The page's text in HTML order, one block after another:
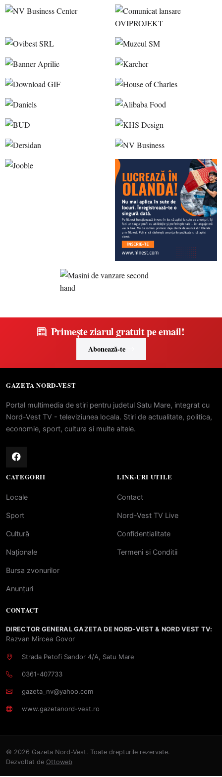
Primește ziarul gratuit pe email!
Abonează-te
GAZETA NORD-VEST
Portal multimedia de stiri pentru judetul Satu Mare, integrat cu
Nord-Vest TV - televiziunea locala. Stiri de actualitate, politica,
economie, sport, cultura si multe altele.
CATEGORII
Locale
Sport
Cultură
Naționale
Bursa zvonurilor
Anunțuri
LINK-URI UTILE
Contact
Nord-Vest TV Live
Confidentialitate
Termeni si Conditii
CONTACT
DIRECTOR GENERAL GAZETA DE NORD-VEST & NORD VEST TV:
Razvan Mircea Govor
Strada Petofi Sandor 4/A, Satu Mare
0361-407733
gazeta_nv@yahoo.com
www.gazetanord-vest.ro
© 2026 Gazeta Nord-Vest. Toate drepturile rezervate.
Dezvoltat de Ottoweb